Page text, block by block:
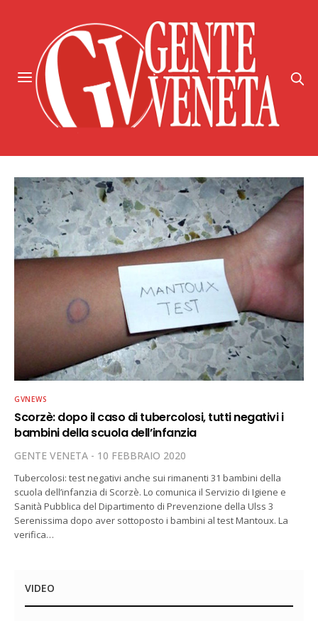
GVNEWS
Scorzè: dopo il caso di tubercolosi, tutti negativi i
bambini della scuola dell’infanzia
GENTE VENETA 10 FEBBRAIO 2020
Tubercolosi: test negativi anche sui rimanenti 31 bambini della
scuola dell’infanzia di Scorzè. Lo comunica il Servizio di Igiene e
Sanità Pubblica del Dipartimento di Prevenzione della Ulss 3
Serenissima dopo aver sottoposto i bambini al test Mantoux. La
verifica…
VIDEO